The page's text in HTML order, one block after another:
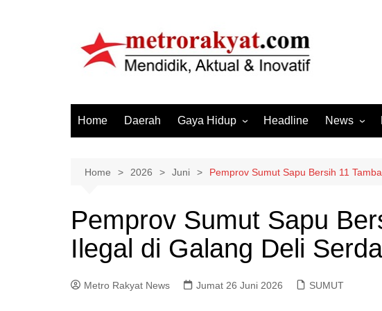
Home Daerah Gaya Hidup
Hiburan
Olahraga
Otomotif
Sosial & Budaya
Headline News
Lintas
Megapolitan
Ormas
Home 2026 Juni Pemprov Sumut Sapu Bersih 11
Pemprov Sumut Sapu
Ilegal di Galang Deli
Metro Rakyat News Jumat 26 Juni 2026 SUMUT